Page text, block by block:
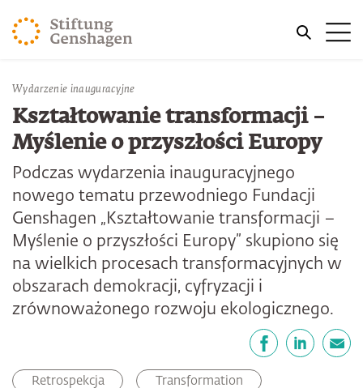
PRZJDŹ DO TREŚCI GŁÓWNEJ
PRZEJDŹ DO WYSZUKIWARKI
Wydarzenie inauguracyjne
Kształtowanie transformacji –
Myślenie o przyszłości Europy
Podczas wydarzenia inauguracyjnego
nowego tematu przewodniego Fundacji
Genshagen „Kształtowanie transformacji –
Myślenie o przyszłości Europy” skupiono się
na wielkich procesach transformacyjnych w
obszarach demokracji, cyfryzacji i
zrównoważonego rozwoju ekologicznego.
Retrospekcja Transformation